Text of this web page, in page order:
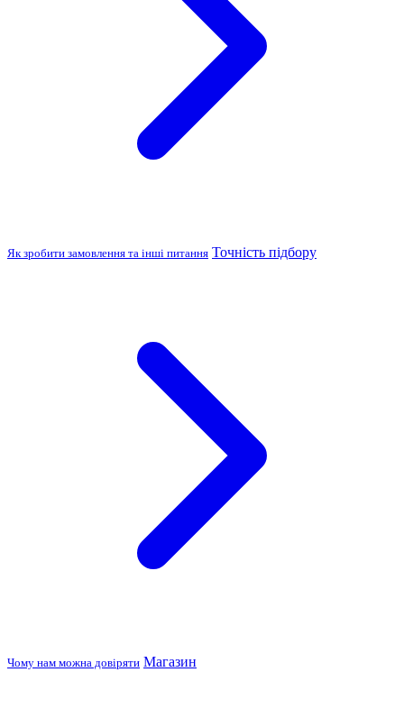
Як зробити замовлення та інші питання Точність підбору
Чому нам можна довіряти Магазин